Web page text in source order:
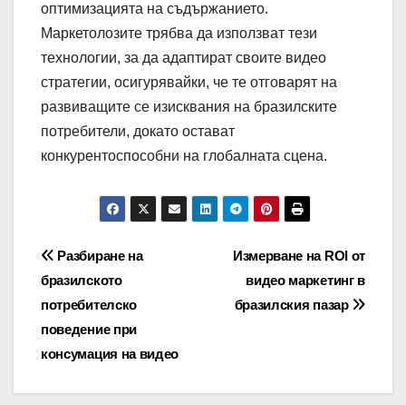
оптимизацията на съдържанието.
Маркетолозите трябва да използват тези
технологии, за да адаптират своите видео
стратегии, осигурявайки, че те отговарят на
развиващите се изисквания на бразилските
потребители, докато остават
конкурентоспособни на глобалната сцена.
Post
navigation
Измерване на ROI от
видео маркетинг в
бразилския пазар
Разбиране на
бразилското
потребителско
поведение при
консумация на видео